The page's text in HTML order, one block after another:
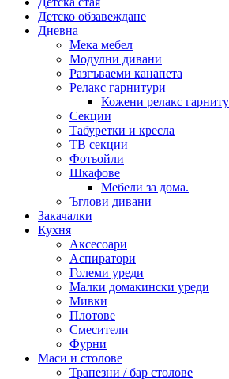
Детско обзавеждане
Дневна
Мека мебел
Модулни дивани
Разгъваеми канапета
Релакс гарнитури
Кожени релакс
Секции
Табуретки и кресла
ТВ секции
Фотьойли
Шкафове
Мебели за дома.
Ъглови дивани
Закачалки
Кухня
Аксесоари
Аспиратори
Големи уреди
Малки домакински уреди
Мивки
Плотове
Смесители
Фурни
Маси и столове
Трапезни / бар столове